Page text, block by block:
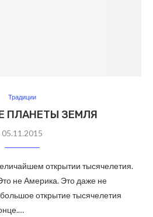
Традиции
ПЛАНЕТЫ ЗЕМЛЯ
05.11.2015
открытии тысячелетия.
не Америка. Это даже не
открытие тысячелетия